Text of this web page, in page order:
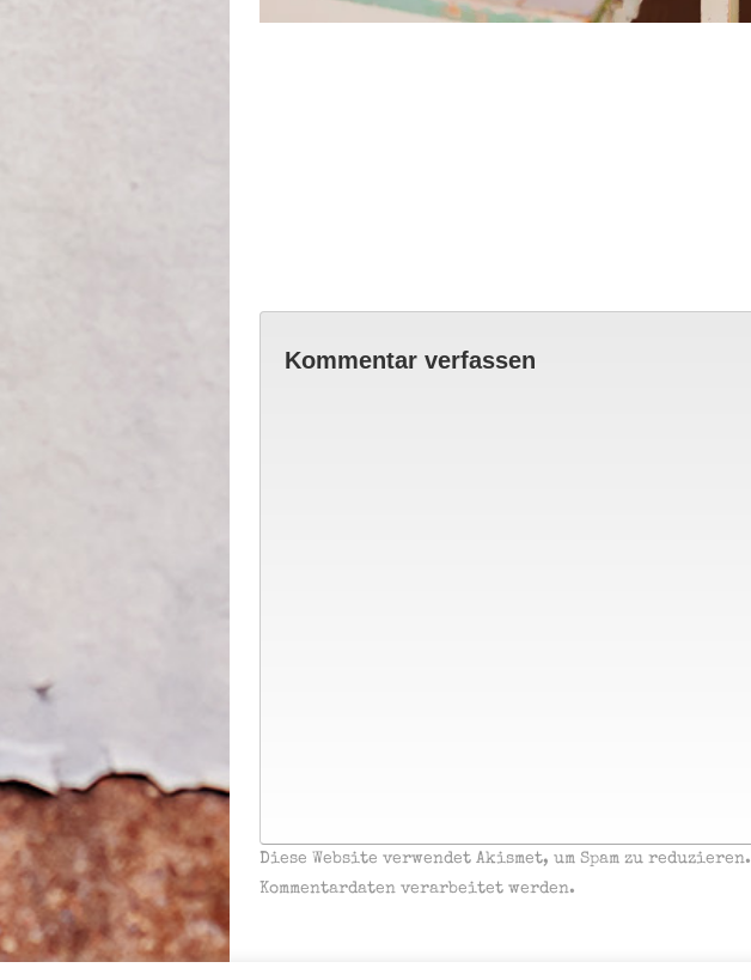
Kommentar verfassen
Diese Website verwendet Akismet, um Spam zu reduzieren.
Kommentardaten verarbeitet werden.